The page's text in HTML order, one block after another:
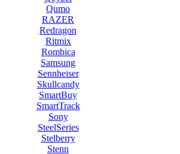
Qumo
RAZER
Redragon
Ritmix
Rombica
Samsung
Sennheiser
Skullcandy
SmartBuy
SmartTrack
Sony
SteelSeries
Stelberry
Stenn